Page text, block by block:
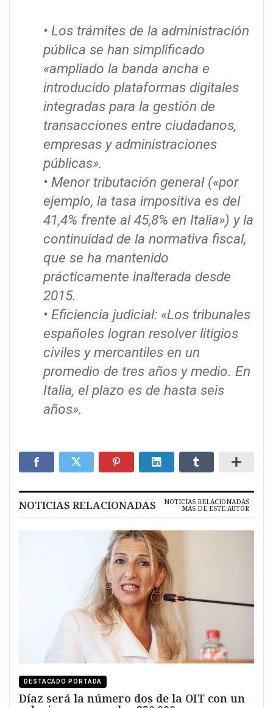
• Los trámites de la administración
pública se han simplificado
«ampliado la banda ancha e
introducido plataformas digitales
integradas para la gestión de
transacciones entre ciudadanos,
empresas y administraciones
públicas».
• Menor tributación general («por
ejemplo, la tasa impositiva es del
41,4% frente al 45,8% en Italia») y la
continuidad de la normativa fiscal,
que se ha mantenido
prácticamente inalterada desde
2015.
• Eficiencia judicial: «Los tribunales
españoles logran resolver litigios
civiles y mercantiles en un
promedio de tres años y medio. En
Italia, el plazo es de hasta seis
años».
NOTICIAS RELACIONADAS NOTICIAS RELACIONADAS
MÁS DE ESTE AUTOR
DESTACADO PORTADA
Díaz será la número dos de la OIT con un